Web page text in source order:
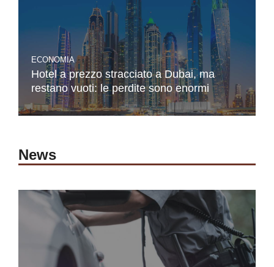
ECONOMIA
Hotel a prezzo stracciato a Dubai, ma
restano vuoti: le perdite sono enormi
News